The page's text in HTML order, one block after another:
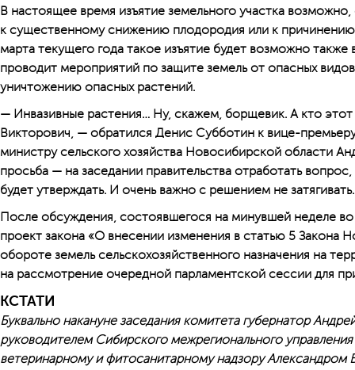
В настоящее время изъятие земельного участка
к существенному снижению плодородия или к
марта текущего года такое изъятие будет возможно также
проводит мероприятий по защите земель от опасных
уничтожению опасных растений.
— Инвазивные растения… Ну, скажем, борщевик. А кто
Викторович, — обратился Денис Субботин к вице-
министру сельского хозяйства Новосибирской области
просьба — на заседании правительства отработать
будет утверждать. И очень важно с решением не затягивать.
После обсуждения, состоявшегося на минувшей неделе
проект закона «О внесении изменения в статью 5 Закона
обороте земель сельскохозяйственного назначения на
на рассмотрение очередной парламентской сессии для
КСТАТИ
Буквально накануне заседания комитета губернатор
руководителем Cибирского межрегионального
ветеринарному и фитосанитарному надзору Александром